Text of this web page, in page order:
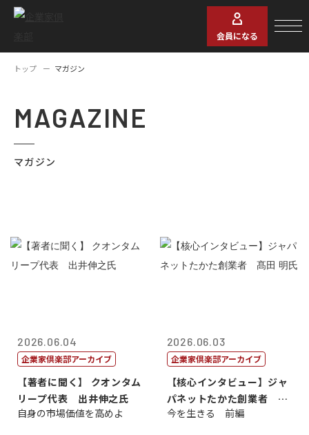
会員になる
トップ マガジン
MAGAZINE
マガジン
2026.06.04
企業家倶楽部アーカイブ
【著者に聞く】 クオンタム
リープ代表 出井伸之氏
自身の市場価値を高めよ
2026.06.03
企業家倶楽部アーカイブ
【核心インタビュー】ジャ
パネットたかた創業者 髙
田 明氏
今を生きる 前編